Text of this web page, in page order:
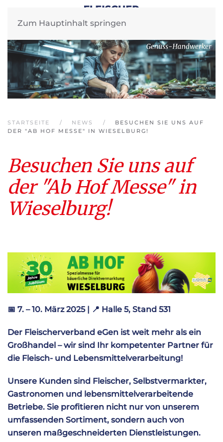
Zum Hauptinhalt springen
STARTSEITE NEWS
BESUCHEN SIE UNS AUF
DER "AB HOF MESSE" IN WIESELBURG!
Besuchen Sie uns auf
der "Ab Hof Messe" in
Wieselburg!
📅 7. – 10. März 2025 | 📍 Halle 5, Stand 531
Der Fleischerverband eGen ist weit mehr als ein
Großhandel – wir sind Ihr kompetenter Partner für
die Fleisch- und Lebensmittelverarbeitung!
Unsere Kunden sind Fleischer, Selbstvermarkter,
Gastronomen und lebensmittelverarbeitende
Betriebe. Sie profitieren nicht nur von unserem
umfassenden Sortiment, sondern auch von
unseren maßgeschneiderten Dienstleistungen.